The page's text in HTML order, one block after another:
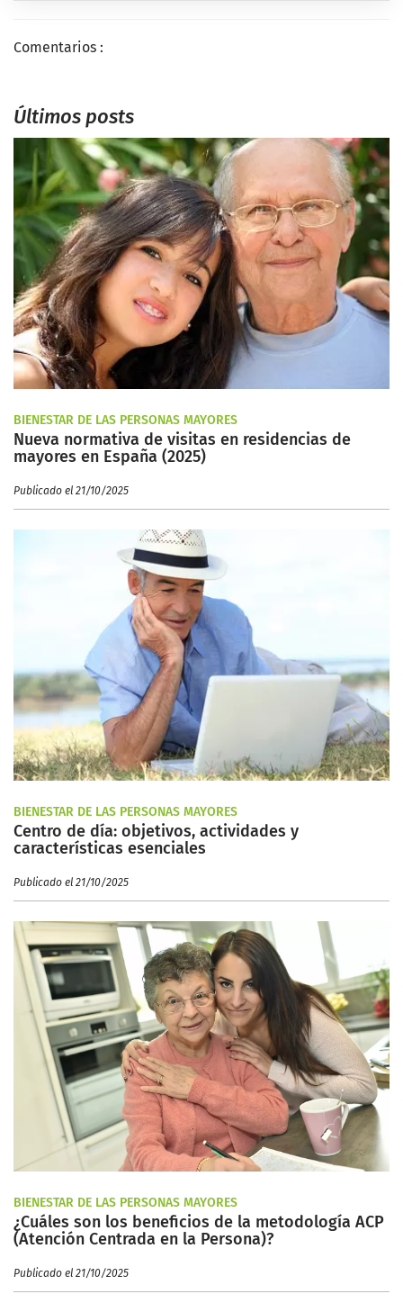
Comentarios :
Últimos posts
BIENESTAR DE LAS PERSONAS MAYORES
Nueva normativa de visitas en residencias de
mayores en España (2025)
Publicado el 21/10/2025
BIENESTAR DE LAS PERSONAS MAYORES
Centro de día: objetivos, actividades y
características esenciales
Publicado el 21/10/2025
BIENESTAR DE LAS PERSONAS MAYORES
¿Cuáles son los beneficios de la metodología ACP
(Atención Centrada en la Persona)?
Publicado el 21/10/2025